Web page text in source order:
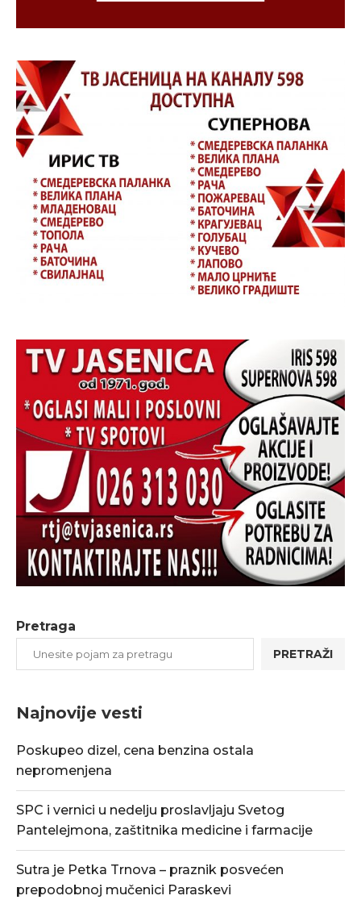
Pretraga
PRETRAŽI
Najnovije vesti
Poskupeo dizel, cena benzina ostala
nepromenjena
SPC i vernici u nedelju proslavljaju Svetog
Pantelejmona, zaštitnika medicine i farmacije
Sutra je Petka Trnova – praznik posvećen
prepodobnoj mučenici Paraskevi